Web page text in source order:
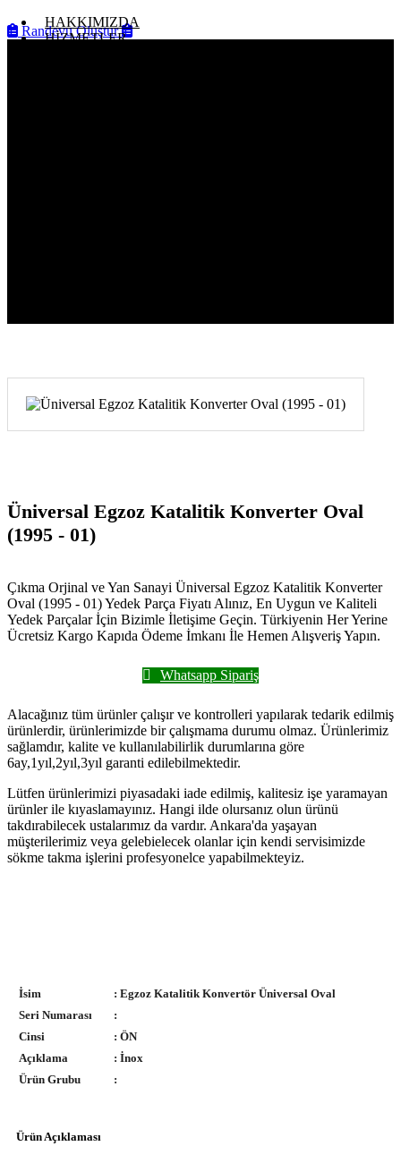
HAKKIMIZDA
HİZMETLER
Randevu Oluştur
Üniversal Egzoz Katalitik Konverter Oval
(1995 - 01)
Çıkma Orjinal ve Yan Sanayi Üniversal Egzoz Katalitik Konverter
Oval (1995 - 01) Yedek Parça Fiyatı Alınız, En Uygun ve Kaliteli
Yedek Parçalar İçin Bizimle İletişime Geçin. Türkiyenin Her Yerine
Ücretsiz Kargo Kapıda Ödeme İmkanı İle Hemen Alışveriş Yapın.
Whatsapp Sipariş
Alacağınız tüm ürünler çalışır ve kontrolleri yapılarak tedarik edilmiş
ürünlerdir, ürünlerimizde bir çalışmama durumu olmaz. Ürünlerimiz
sağlamdır, kalite ve kullanılabilirlik durumlarına göre
6ay,1yıl,2yıl,3yıl garanti edilebilmektedir.
Lütfen ürünlerimizi piyasadaki iade edilmiş, kalitesiz işe yaramayan
ürünler ile kıyaslamayınız. Hangi ilde olursanız olun ürünü
takdırabilecek ustalarımız da vardır. Ankara'da yaşayan
müşterilerimiz veya gelebielecek olanlar için kendi servisimizde
sökme takma işlerini profesyonelce yapabilmekteyiz.
İsim
: Egzoz Katalitik Konvertör Üniversal Oval
Seri Numarası
:
Cinsi
: ÖN
Açıklama
: İnox
Ürün Grubu
:
Ürün Açıklaması